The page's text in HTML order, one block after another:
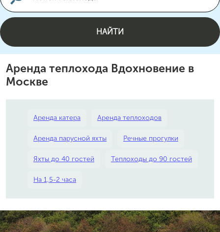
НАЙТИ
Аренда теплохода Вдохновение в
Москве
Аренда катера Аренда теплоходов
Аренда парусной яхты Речные прогулки
Яхты до 40 гостей Теплоходы до 90 гостей
На 1,5-2 часа